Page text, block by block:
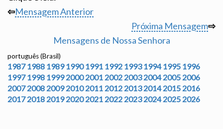
⇦Mensagem Anterior
Próxima Mensagem⇨
Mensagens de Nossa Senhora
português (Brasil)
1987 1988 1989 1990 1991 1992 1993 1994 1995 1996
1997 1998 1999 2000 2001 2002 2003 2004 2005 2006
2007 2008 2009 2010 2011 2012 2013 2014 2015 2016
2017 2018 2019 2020 2021 2022 2023 2024 2025 2026